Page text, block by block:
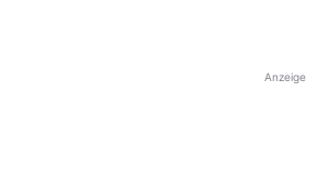
Anzeige